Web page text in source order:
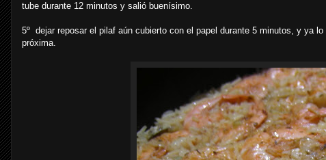
tube durante 12 minutos y salió buenísimo.
5º dejar reposar el pilaf aún cubierto con el papel durante 5 minutos, y ya
próxima.